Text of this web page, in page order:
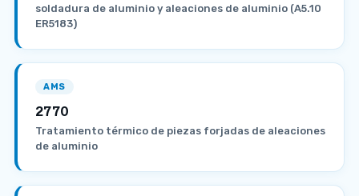
soldadura de aluminio y aleaciones de aluminio (A5.10
ER5183)
AMS
2770
Tratamiento térmico de piezas forjadas de aleaciones
de aluminio